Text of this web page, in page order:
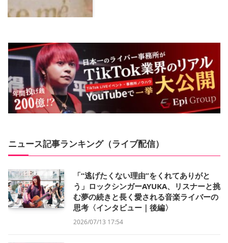
ニュース記事ランキング（ライブ配信）
「“逃げたくない理由”をくれてありがと
う」ロックシンガーAYUKA、リスナーと挑
む夢の続きと長く愛される音楽ライバーの
思考〈インタビュー｜後編〉
2026/07/13 17:54